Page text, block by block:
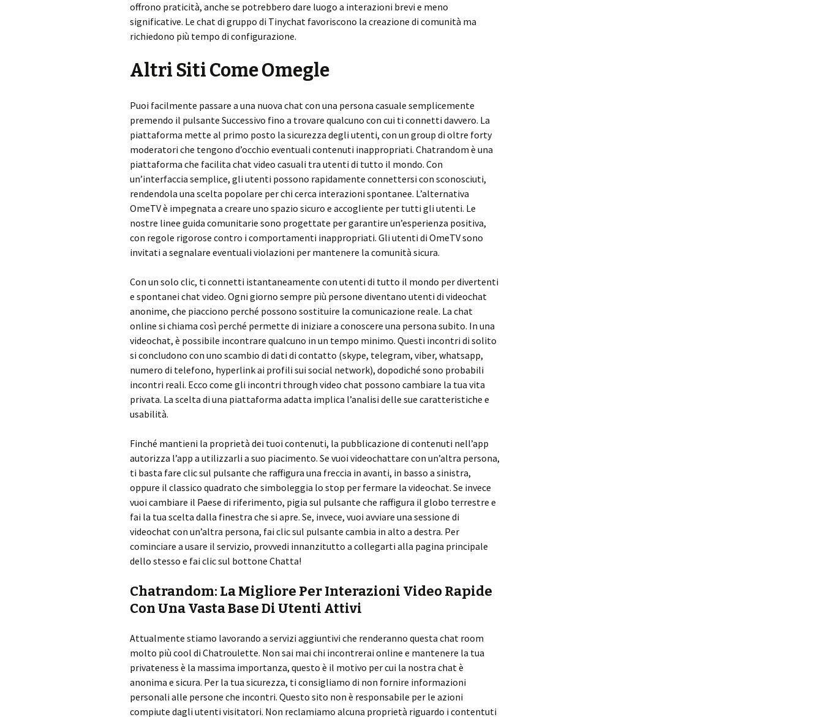
offrono praticità, anche se potrebbero dare luogo a interazioni brevi e meno
significative. Le chat di gruppo di Tinychat favoriscono la creazione di comunità ma
richiedono più tempo di configurazione.
Altri Siti Come Omegle
Puoi facilmente passare a una nuova chat con una persona casuale semplicemente
premendo il pulsante Successivo fino a trovare qualcuno con cui ti connetti davvero. La
piattaforma mette al primo posto la sicurezza degli utenti, con un group di oltre forty
moderatori che tengono d’occhio eventuali contenuti inappropriati. Chatrandom è una
piattaforma che facilita chat video casuali tra utenti di tutto il mondo. Con
un’interfaccia semplice, gli utenti possono rapidamente connettersi con sconosciuti,
rendendola una scelta popolare per chi cerca interazioni spontanee. L’alternativa
OmeTV è impegnata a creare uno spazio sicuro e accogliente per tutti gli utenti. Le
nostre linee guida comunitarie sono progettate per garantire un’esperienza positiva,
con regole rigorose contro i comportamenti inappropriati. Gli utenti di OmeTV sono
invitati a segnalare eventuali violazioni per mantenere la comunità sicura.
Con un solo clic, ti connetti istantaneamente con utenti di tutto il mondo per divertenti
e spontanei chat video. Ogni giorno sempre più persone diventano utenti di videochat
anonime, che piacciono perché possono sostituire la comunicazione reale. La chat
online si chiama così perché permette di iniziare a conoscere una persona subito. In una
videochat, è possibile incontrare qualcuno in un tempo minimo. Questi incontri di solito
si concludono con uno scambio di dati di contatto (skype, telegram, viber, whatsapp,
numero di telefono, hyperlink ai profili sui social network), dopodiché sono probabili
incontri reali. Ecco come gli incontri through video chat possono cambiare la tua vita
privata. La scelta di una piattaforma adatta implica l’analisi delle sue caratteristiche e
usabilità.
Finché mantieni la proprietà dei tuoi contenuti, la pubblicazione di contenuti nell’app
autorizza l’app a utilizzarli a suo piacimento. Se vuoi videochattare con un’altra persona,
ti basta fare clic sul pulsante che raffigura una freccia in avanti, in basso a sinistra,
oppure il classico quadrato che simboleggia lo stop per fermare la videochat. Se invece
vuoi cambiare il Paese di riferimento, pigia sul pulsante che raffigura il globo terrestre e
fai la tua scelta dalla finestra che si apre. Se, invece, vuoi avviare una sessione di
videochat con un’altra persona, fai clic sul pulsante cambia in alto a destra. Per
cominciare a usare il servizio, provvedi innanzitutto a collegarti alla pagina principale
dello stesso e fai clic sul bottone Chatta!
Chatrandom: La Migliore Per Interazioni Video Rapide
Con Una Vasta Base Di Utenti Attivi
Attualmente stiamo lavorando a servizi aggiuntivi che renderanno questa chat room
molto più cool di Сhatroulette. Non sai mai chi incontrerai online e mantenere la tua
privateness è la massima importanza, questo è il motivo per cui la nostra chat è
anonima e sicura. Per la tua sicurezza, ti consigliamo di non fornire informazioni
personali alle persone che incontri. Questo sito non è responsabile per le azioni
compiute dagli utenti visitatori. Non reclamiamo alcuna proprietà riguardo i contentuti